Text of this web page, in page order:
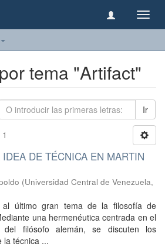
tema "Artifact"
Ir
DE TÉCNICA EN MARTIN
(Universidad Central de Venezuela,
al último gran tema de la filosofía de
una hermenéutica centrada en el
del filósofo alemán, se discuten los
la técnica ...